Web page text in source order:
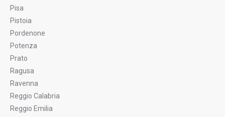
Pisa
Pistoia
Pordenone
Potenza
Prato
Ragusa
Ravenna
Reggio Calabria
Reggio Emilia